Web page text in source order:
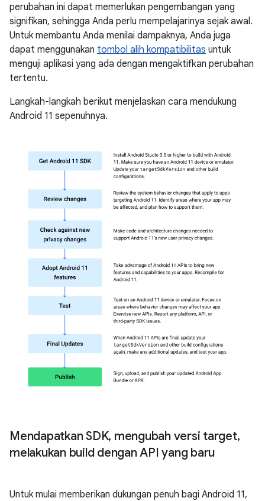
perubahan ini dapat memerlukan pengembangan yang
signifikan, sehingga Anda perlu mempelajarinya sejak awal.
Untuk membantu Anda menilai dampaknya, Anda juga
dapat menggunakan tombol alih kompatibilitas untuk
menguji aplikasi yang ada dengan mengaktifkan perubahan
tertentu.
Langkah-langkah berikut menjelaskan cara mendukung
Android 11 sepenuhnya.
Mendapatkan SDK, mengubah versi target,
melakukan build dengan API yang baru
Untuk mulai memberikan dukungan penuh bagi Android 11,